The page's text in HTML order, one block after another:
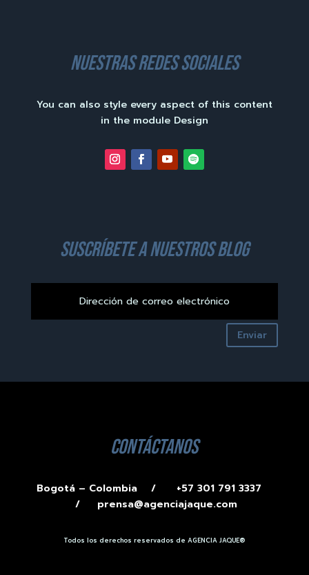
nuestras redes sociales
You can also style every aspect of this content
in the module Design
suscríbete a nuestros blog
Enviar
contáctanos
Bogotá – Colombia /
+57 301 791 3337
/ prensa@agenciajaque.com
Todos los derechos reservados de AGENCIA JAQUE®